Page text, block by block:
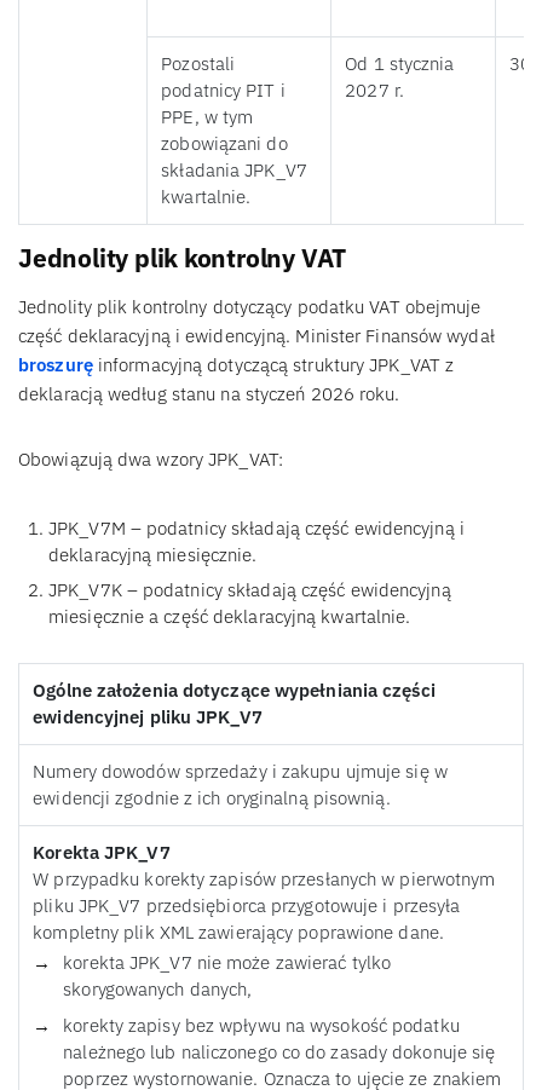
Pozostali
podatnicy PIT i
PPE, w tym
zobowiązani do
składania JPK_V7
kwartalnie.
Od 1 stycznia
2027 r.
30
Jednolity plik kontrolny VAT
Jednolity plik kontrolny dotyczący podatku VAT obejmuje
część deklaracyjną i ewidencyjną. Minister Finansów wydał
broszurę informacyjną dotyczącą struktury JPK_VAT z
deklaracją według stanu na styczeń 2026 roku.
Obowiązują dwa wzory JPK_VAT:
JPK_V7M – podatnicy składają część ewidencyjną i
deklaracyjną miesięcznie.
JPK_V7K – podatnicy składają część ewidencyjną
miesięcznie a część deklaracyjną kwartalnie.
Ogólne założenia dotyczące wypełniania części
ewidencyjnej pliku JPK_V7
Numery dowodów sprzedaży i zakupu ujmuje się w
ewidencji zgodnie z ich oryginalną pisownią.
Korekta JPK_V7
W przypadku korekty zapisów przesłanych w pierwotnym
pliku JPK_V7 przedsiębiorca przygotowuje i przesyła
kompletny plik XML zawierający poprawione dane.
korekta JPK_V7 nie może zawierać tylko
skorygowanych danych,
korekty zapisy bez wpływu na wysokość podatku
należnego lub naliczonego co do zasady dokonuje się
poprzez wystornowanie. Oznacza to ujęcie ze znakiem